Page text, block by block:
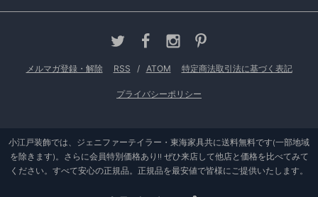
メルマガ登録・解除 RSS / ATOM 特定商法取引法に基づく表記
プライバシーポリシー
小江戸装飾では、ジェニファーテイラー・東海家具共に送料無料です(一部地域
を除きます)。さらに会員特別価格あり!! ぜひ来店して他店と価格を比べてみて
ください。すべて安心の正規品。正規品を最安値で皆様にご提供いたします。